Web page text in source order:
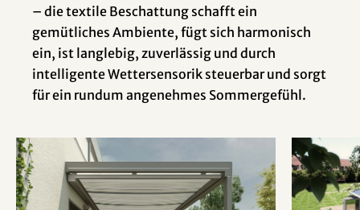
– die textile Beschattung schafft ein
gemütliches Ambiente, fügt sich harmonisch
ein, ist langlebig, zuverlässig und durch
intelligente Wettersensorik steuerbar und sorgt
für ein rundum angenehmes Sommergefühl.